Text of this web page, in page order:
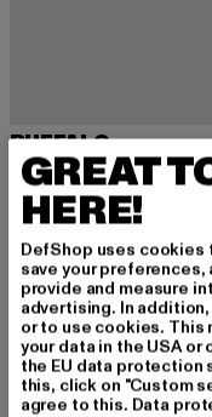
BUFFALO
MARS
67,19 EUR
Derzeitiger Preis: 67,19
79,99 EUR
-17%
GREAT
HERE!
DefShop uses cookies
save your preferences,
provide and measure
advertising. In
or to use cookies. This
your data in the USA
the EU data protection
this, click on "Custom
agree to this. Data